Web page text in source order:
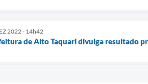
2022 - 14h42
de Alto Taquari divulga resultado